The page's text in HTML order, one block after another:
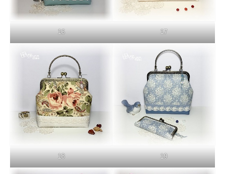
16 17
18 19